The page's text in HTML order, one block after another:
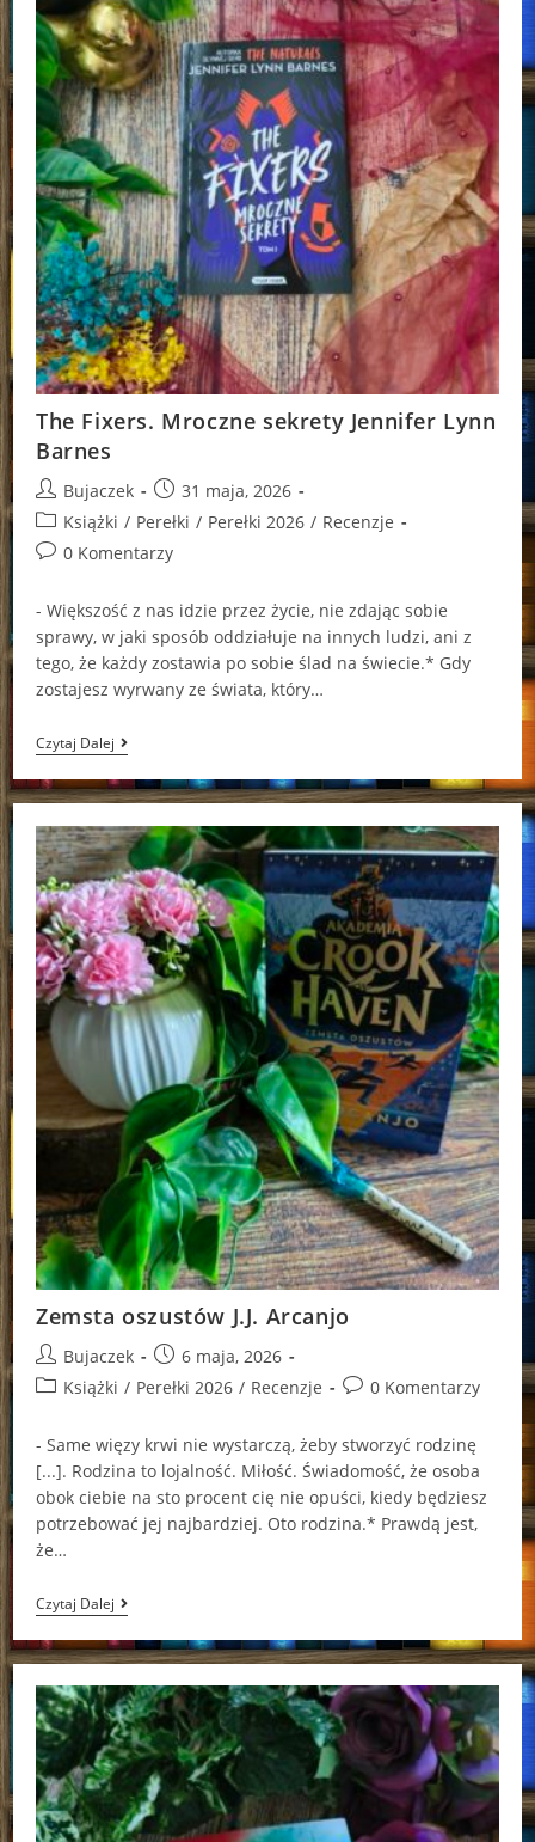
The Fixers. Mroczne sekrety Jennifer Lynn
Barnes
Post
author:
Bujaczek
Post
published:
31 maja, 2026
Post
category:
Książki / Perełki / Perełki 2026 / Recenzje
Post0 Komentarzy
- Większość z nas idzie przez życie, nie zdając sobie
sprawy, w jaki sposób oddziałuje na innych ludzi, ani z
tego, że każdy zostawia po sobie ślad na świecie.* Gdy
zostajesz wyrwany ze świata, który…
Czytaj DalejThe
Fixers.
Mroczne
Sekrety
Lynn
Barnes
Zemsta oszustów J.J. Arcanjo
Post
author:
Bujaczek
Post
published:
6 maja, 2026
PostKsiążki / Perełki 2026 / Recenzje
Post0 Komentarzy
- Same więzy krwi nie wystarczą, żeby stworzyć rodzinę
[...]. Rodzina to lojalność. Miłość. Świadomość, że osoba
obok ciebie na sto procent cię nie opuści, kiedy będziesz
potrzebować jej najbardziej. Oto rodzina.* Prawdą jest,
że…
Czytaj DalejZemsta
Oszustów
J.J.
Arcanjo